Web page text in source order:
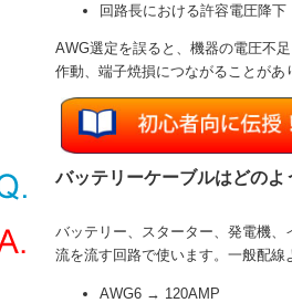
回路長における許容電圧降下
AWG選定を誤ると、機器の電圧不
作動、端子焼損につながることがあ
バッテリーケーブルはどのよ
バッテリー、スターター、発電機
流を流す回路で使います。一般配
AWG6 → 120AMP